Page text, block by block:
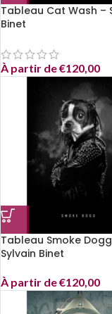
Tableau Cat Wash –
Binet
À partir de€120,00
Tableau Smoke
Sylvain Binet
À partir de€120,00